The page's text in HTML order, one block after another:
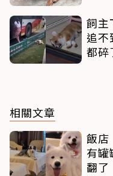
飼主
追不
都碎
相關文章
飯店
有罐
翻了